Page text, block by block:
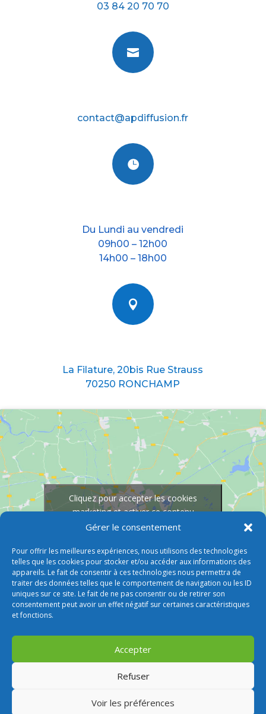
Gérer le consentement
Pour offrir les meilleures expériences, nous utilisons des technologies
telles que les cookies pour stocker et/ou accéder aux informations des
appareils. Le fait de consentir à ces technologies nous permettra de
traiter des données telles que le comportement de navigation ou les ID
uniques sur ce site. Le fait de ne pas consentir ou de retirer son
consentement peut avoir un effet négatif sur certaines caractéristiques
et fonctions.
Accepter
Refuser
Voir les préférences
03 84 20 70 70

contact@apdiffusion.fr

Du Lundi au vendredi
09h00 – 12h00
14h00 – 18h00

La Filature, 20bis Rue Strauss
70250 RONCHAMP
Cliquez pour accepter les cookies
marketing et activer ce contenu
© 2026 M Development–Mentions légales